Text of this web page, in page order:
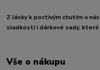
Z lásky k poctivým chutím u
sladkosti i dárkové sady,
Vše o nákupu